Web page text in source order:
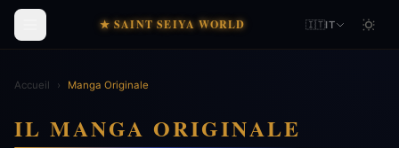
★ SAINT SEIYA WORLD 🇮🇹IT
Accueil › Manga Originale
IL MANGA ORIGINALE